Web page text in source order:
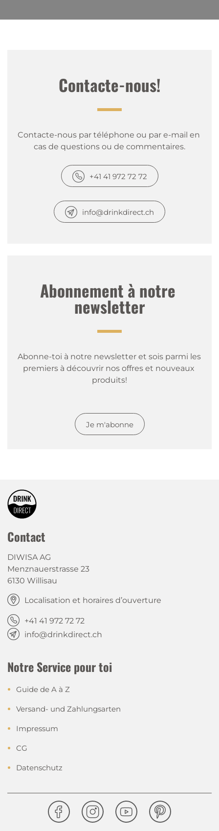
Contacte-nous!
Contacte-nous par téléphone ou par e-mail en
cas de questions ou de commentaires.
+41 41 972 72 72
info@drinkdirect.ch
Abonnement à notre
newsletter
Abonne-toi à notre newsletter et sois parmi les
premiers à découvrir nos offres et nouveaux
produits!
Je m'abonne
Contact
DIWISA AG
Menznauerstrasse 23
6130 Willisau
Localisation et horaires d’ouverture
+41 41 972 72 72
info@drinkdirect.ch
Notre Service pour toi
Guide de A à Z
Versand- und Zahlungsarten
Impressum
CG
Datenschutz